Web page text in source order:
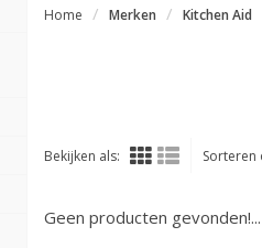
Home Merken Kitchen Aid
Bekijken als: Sorteren
Geen producten gevonden!...